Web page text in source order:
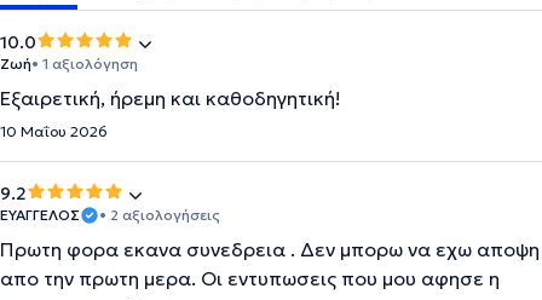
10.0
Ζωή• 1 αξιολόγηση
Εξαιρετική, ήρεμη και καθοδηγητική!
10 Μαΐου 2026
9.2
ΕΥΑΓΓΕΛΟΣ • 2 αξιολογήσεις
Πρωτη φορα εκανα συνεδρεια . Δεν μπορω να εχω αποψη
απο την πρωτη μερα. Οι εντυπωσεις που μου αφησε η